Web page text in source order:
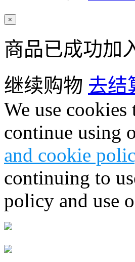
×
商品已成功加
继续购物 去结
We use
continue using
and cookie
continuing to
policy and use